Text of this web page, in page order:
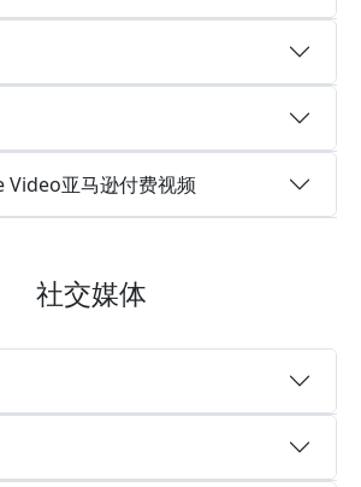
亚马逊付费视频
社交媒体